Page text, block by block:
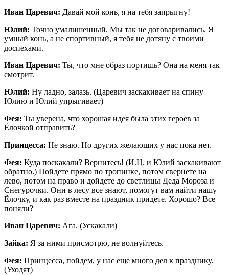
Иван Царевич: Давай мой конь, я на тебя запрыгну!
Юлий: Точно умалишенный. Мы так не договаривались. Я
умный конь, а не спортивный, я тебя не дотяну с твоими
доспехами.
Иван Царевич: Ты, что мне образ портишь? Она на меня так
смотрит.
Юлий: Ну ладно, залазь. (Царевич заскакивает на спину
Юлию и Юлий упрыгивает)
Фея: Ты уверена, что хорошая идея была этих героев за
Ёлочкой отправить?
Принцесса: Не знаю. Но других желающих у нас пока нет.
Фея: Куда поскакали? Вернитесь! (И.Ц. и Юлий заскакивают
обратно.) Пойдете прямо по тропинке, потом свернете на
лево, потом на право и дойдете до светлицы Деда Мороза и
Снегурочки. Они в лесу все знают, помогут вам найти нашу
Ёлочку, и как раз вместе на праздник придете. Хорошо? Все
поняли?
Иван Царевич: Ага. (Ускакали)
Зайка: Я за ними присмотрю, не волнуйтесь.
Фея: Принцесса, пойдем, у нас еще много дел к празднику.
(Уходят)